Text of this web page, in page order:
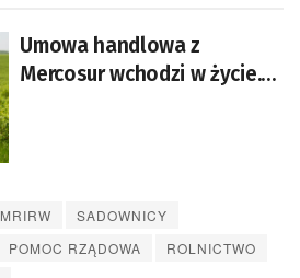
Umowa handlowa z
Mercosur wchodzi w życie.
MRIRW
SADOWNICY
POMOC RZĄDOWA
ROLNICTWO